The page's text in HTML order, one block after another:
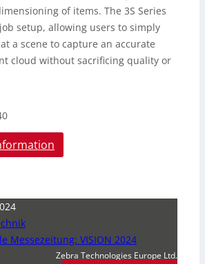
of items. The 3S Series
setup, allowing users to simply
a scene to capture an accurate
cloud without sacrificing quality or
Messezeitung: VISION 2024
Zebra Technologies Europe Ltd.